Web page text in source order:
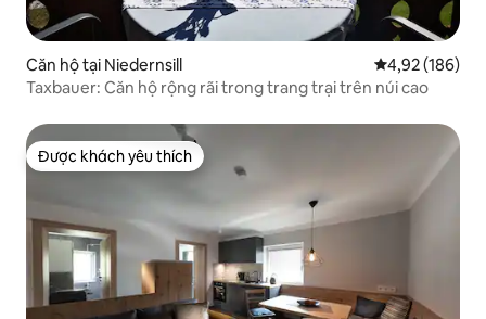
Căn hộ tại Niedernsill Xếp hạng
4,92 (186)
Taxbauer: Căn hộ rộng rãi trong trang trại trên núi cao
Được khách yêu thích
Được khách yêu thích